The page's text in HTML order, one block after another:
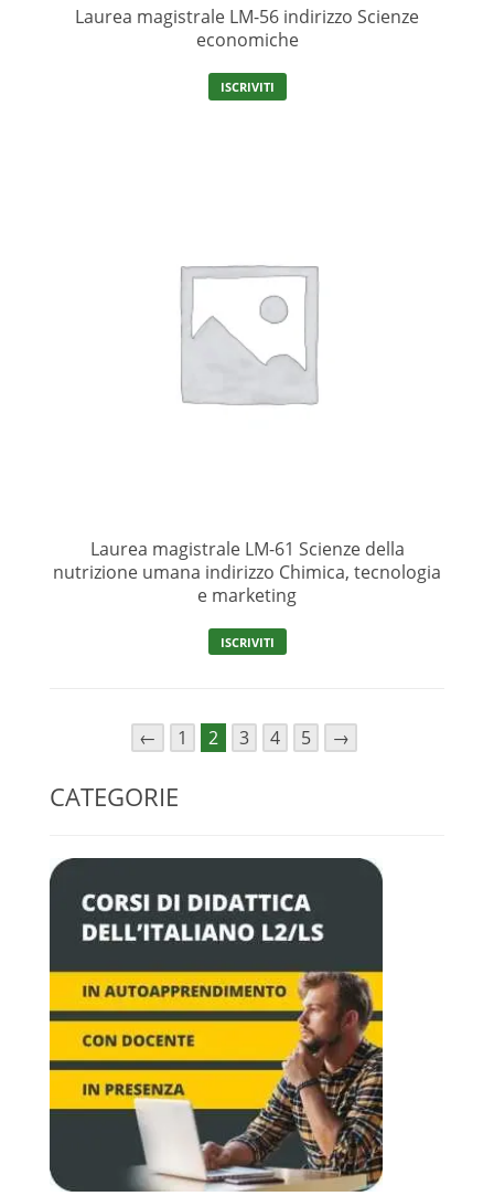
Laurea magistrale LM-56 indirizzo Scienze
economiche
ISCRIVITI
Laurea magistrale LM-61 Scienze della
nutrizione umana indirizzo Chimica, tecnologia
e marketing
ISCRIVITI
← 1 2 3 4 5 →
CATEGORIE